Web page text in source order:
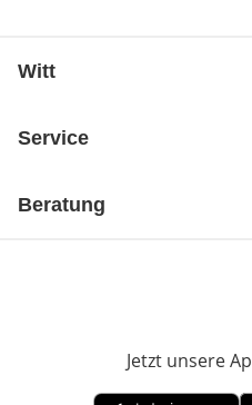
Witt
Service
Beratung
Jetzt unsere